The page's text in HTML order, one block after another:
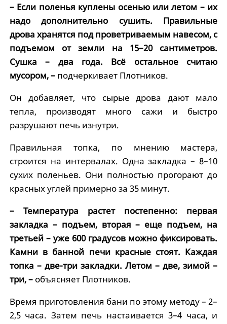
– Если поленья куплены осенью или летом – их
надо дополнительно сушить. Правильные
дрова хранятся под проветриваемым навесом, с
подъемом от земли на 15–20 сантиметров.
Сушка – два года. Всё остальное считаю
мусором, –подчеркивает Плотников.
Он добавляет, что сырые дрова дают мало
тепла, производят много сажи и быстро
разрушают печь изнутри.
Правильная топка, по мнению мастера,
строится на интервалах. Одна закладка – 8–10
сухих поленьев. Они полностью прогорают до
красных углей примерно за 35 минут.
– Температура растет постепенно: первая
закладка – подъем, вторая – еще подъем, на
третьей – уже 600 градусов можно фиксировать.
Камни в банной печи красные стоят. Каждая
топка – две-три закладки. Летом – две, зимой –
три, – объясняет Плотников.
Время приготовления бани по этому методу – 2–
2,5 часа. Затем печь настаивается 3–4 часа, и